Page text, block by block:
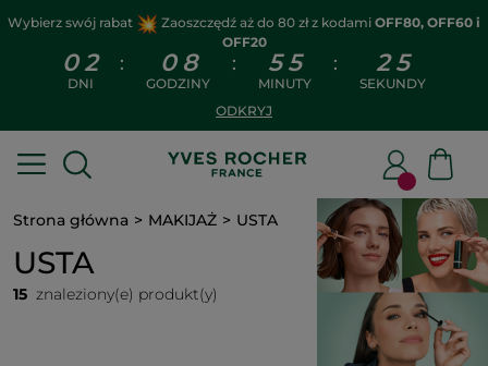
Wybierz swój rabat Zaoszczędź aż do 80 zł z kodami OFF80, OFF60 i
OFF20
0 2
DNI
: 0 8
GODZINY
: 5 5
MINUTY
: 2 4
SEKUNDY
ODKRYJ
Strona główna MAKIJAŻ USTA
USTA
15 znaleziony(e) produkt(y)